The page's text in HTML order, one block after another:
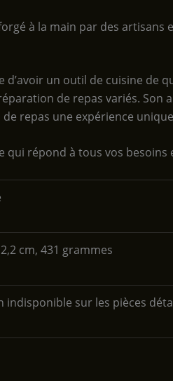
à la main par des
d’avoir un outil de cuisine
de repas variés. Son
repas une expérience
qui répond à tous vos
cm, 431 grammes
indisponible sur les pièces